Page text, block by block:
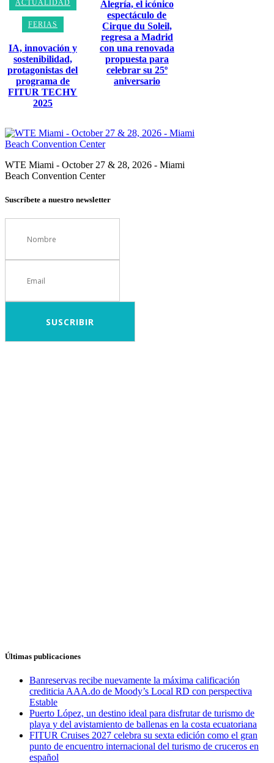
ACTUALIDAD
FERIAS
IA, innovación y
sostenibilidad,
protagonistas del
programa de
FITUR TECHY
2025
Alegría, el icónico
espectáculo de
Cirque du Soleil,
regresa a Madrid
con una renovada
propuesta para
celebrar su 25º
aniversario
WTE Miami - October 27 & 28, 2026 - Miami
Beach Convention Center
Suscríbete a nuestro newsletter
Últimas publicaciones
Banreservas recibe nuevamente la máxima calificación
crediticia AAA.do de Moody’s Local RD con perspectiva
Estable
Puerto López, un destino ideal para disfrutar de turismo de
playa y del avistamiento de ballenas en la costa ecuatoriana
FITUR Cruises 2027 celebra su sexta edición como el gran
punto de encuentro internacional del turismo de cruceros en
español